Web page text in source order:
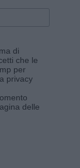
di
che le
per
privacy
delle